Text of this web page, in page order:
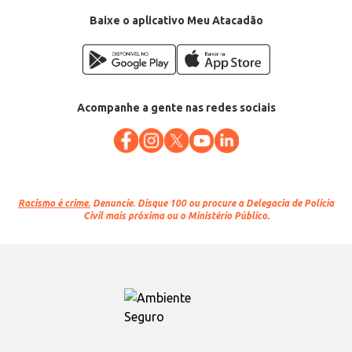
Baixe o aplicativo Meu Atacadão
Acompanhe a gente nas redes sociais
Racismo é crime. Denuncie. Disque 100 ou procure a Delegacia de Polícia
Civil mais próxima ou o Ministério Público.